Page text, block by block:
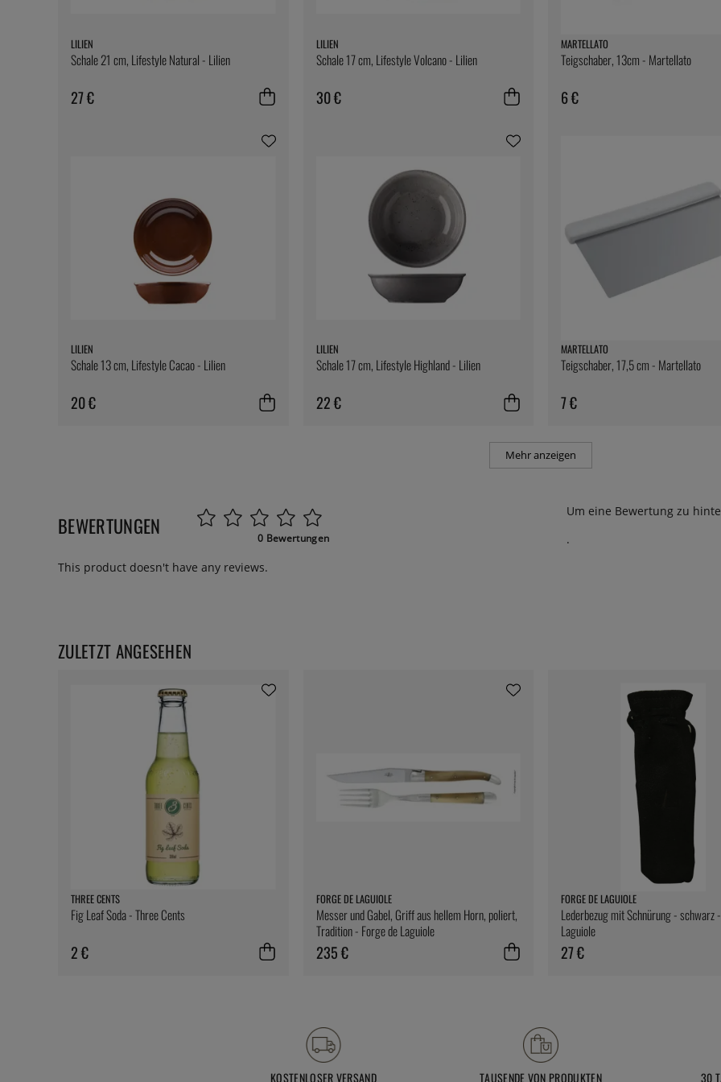
LILIEN
Schale 21 cm, Lifestyle Natural - Lilien
27 €
LILIEN
Schale 17 cm, Lifestyle Volcano - Lilien
30 €
MARTELLATO
Teigschaber, 13cm - Martellato
6 €
LILIEN
Schale 13 cm, Lifestyle Cacao - Lilien
20 €
LILIEN
Schale 17 cm, Lifestyle Highland - Lilien
22 €
MARTELLATO
Teigschaber, 17,5 cm - Martellato
7 €
Mehr anzeigen
BEWERTUNGEN 0 Bewertungen
Um eine Bewertung zu
.
This product doesn't have any reviews.
ZULETZT ANGESEHEN
THREE CENTS
Fig Leaf Soda - Three Cents
2 €
FORGE DE LAGUIOLE
Messer und Gabel, Griff aus hellem Horn, poliert,
Tradition - Forge de Laguiole
235 €
FORGE DE LAGUIOLE
Lederbezug mit Schnürung - schwarz
Laguiole
27 €
KOSTENLOSER VERSAND TAUSENDE VON PRODUKTEN 30